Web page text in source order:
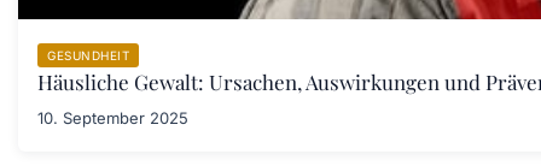
GESUNDHEIT
Häusliche Gewalt: Ursachen, Auswirkungen und
10. September 2025